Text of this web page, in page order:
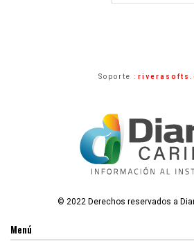
Soporte :
© 2022 Derechos reservados a
Menú